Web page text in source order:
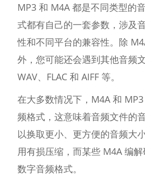
MP3 和 M4A 都是不同类型的
式都有自己的一套参数，涉及
性和不同平台的兼容性。除
外，您可能还会遇到其他音频
WAV、FLAC 和 AIFF 等。
在大多数情况下，M4A 和
频格式，这意味着音频文件的
以换取更小、更方便的音频大
用有损压缩，而某些 M4A 编
数字音频格式。